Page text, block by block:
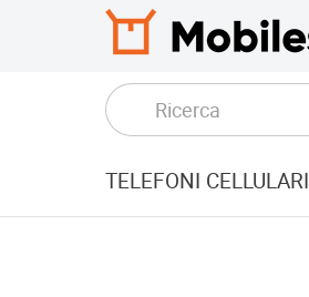
TELEFONI CELLULARI